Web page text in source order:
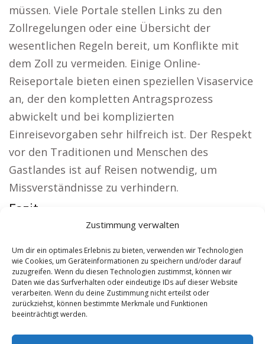
Zustimmung verwalten
Um dir ein optimales Erlebnis zu bieten, verwenden wir Technologien
wie Cookies, um Geräteinformationen zu speichern und/oder darauf
zuzugreifen. Wenn du diesen Technologien zustimmst, können wir
Daten wie das Surfverhalten oder eindeutige IDs auf dieser Website
verarbeiten. Wenn du deine Zustimmung nicht erteilst oder
zurückziehst, können bestimmte Merkmale und Funktionen
beeinträchtigt werden.
müssen. Viele Portale stellen Links zu den
Zollregelungen oder eine Übersicht der
wesentlichen Regeln bereit, um Konflikte mit
dem Zoll zu vermeiden. Einige Online-
Reiseportale bieten einen speziellen Visaservice
an, der den kompletten Antragsprozess
abwickelt und bei komplizierten
Einreisevorgaben sehr hilfreich ist. Der Respekt
vor den Traditionen und Menschen des
Gastlandes ist auf Reisen notwendig, um
Missverständnisse zu verhindern.
Fazit:
Lokale Hinweise:Versicherung Goch
mieten Goch|Kirche Goch|Reisebüro Goch|
Versicherung Goch|Hauskauf Goch
Contents [show]
No tags for this post.